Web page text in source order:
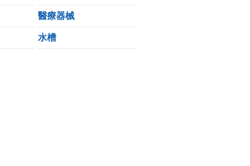
醫療器械
水槽